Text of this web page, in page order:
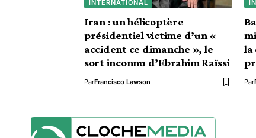
INTERNATIONAL
Iran : un hélicoptère
présidentiel victime d’un «
accident ce dimanche », le
sort inconnu d’Ebrahim Raïssi
ParFrancisco Lawson
la
Par